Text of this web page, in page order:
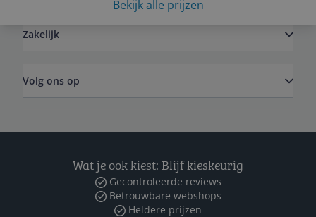
Bekijk alle prijzen
Zakelijk
Volg ons op
Wat je ook kiest: Blijf kieskeurig
Gecontroleerde reviews
Betrouwbare webshops
Heldere prijzen